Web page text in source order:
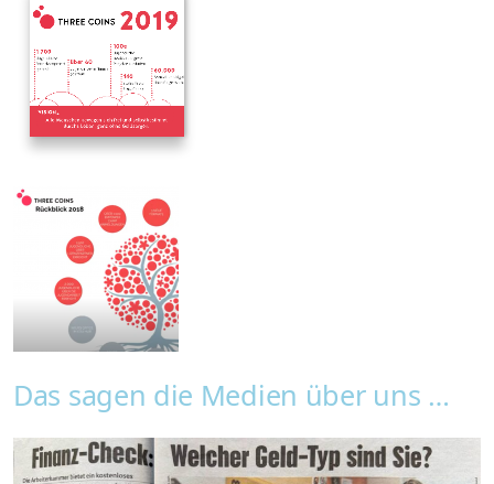
Das sagen die Medien über uns …